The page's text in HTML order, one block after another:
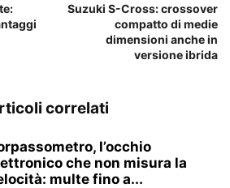
Suzuki S-Cross: crossover
compatto di medie
dimensioni anche in
versione ibrida
correlati
l’occhio
che non misura la
multe fino a...